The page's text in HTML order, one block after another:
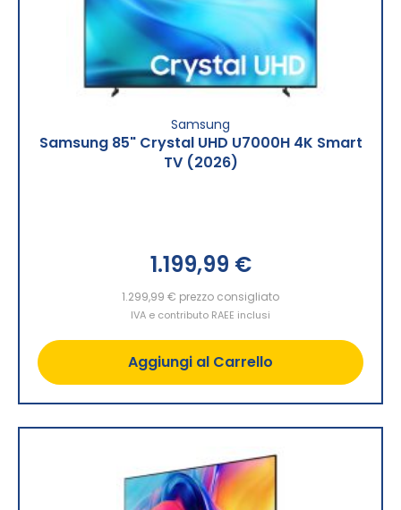
Samsung
Samsung 85" Crystal UHD U7000H 4K Smart
TV (2026)
1.199,99 €
1.299,99 € prezzo consigliato
IVA e contributo RAEE inclusi
Aggiungi al Carrello